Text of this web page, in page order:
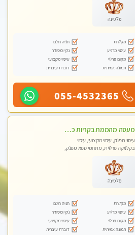
פלטינה
מקלחת
חניה חינם
עיסוי מרגיע
נקי ומסודר
מקום פרטי
עיסוי מקצועי
תמונה אמיתית
דוברת עיברית
055-4532365
מעסה מהממת בקריות כל סוגי העיסויים מעסה מקצועית ואיכותית פרטי!!!
עיסוי מפנק, עיסוי מקצועי, עיסוי
בקלניקה פרטית, מתחמי ספא מפנק,
פלטינה
מקלחת
חניה חינם
עיסוי מרגיע
נקי ומסודר
מקום פרטי
עיסוי מקצועי
תמונה אמיתית
דוברת עיברית